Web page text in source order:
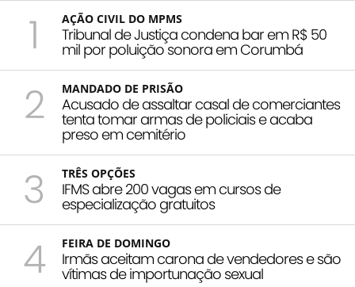
1 AÇÃO CIVIL DO MPMS
Tribunal de Justiça condena bar em R$ 50
mil por poluição sonora em Corumbá
2 MANDADO DE PRISÃO
Acusado de assaltar casal de comerciantes
tenta tomar armas de policiais e acaba
preso em cemitério
3 TRÊS OPÇÕES
IFMS abre 200 vagas em cursos de
especialização gratuitos
4 FEIRA DE DOMINGO
Irmãs aceitam carona de vendedores e são
vítimas de importunação sexual